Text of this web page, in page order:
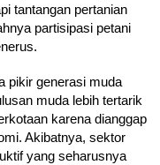
tantangan pertanian
partisipasi petani
pikir generasi muda
muda lebih tertarik
karena dianggap
Akibatnya, sektor
yang seharusnya